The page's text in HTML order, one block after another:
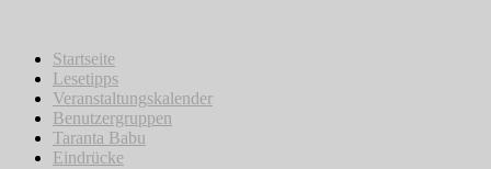
springenStartseite
Lesetipps
Veranstaltungskalender
Benutzergruppen
Taranta Babu
Eindrücke